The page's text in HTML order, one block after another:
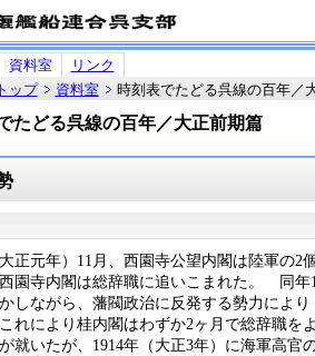
資料室
リンク
ップ
資料室 時刻表でたどる呉線の百年／
たどる呉線の百年／大正前期篇
正元年）11月、西園寺公望内閣は陸軍の
園寺内閣は総辞職に追いこまれた。 同年
しながら、藩閥政治に反発する勢力によ
れにより桂内閣はわずか2ヶ月で総辞職を
就いたが、1914年（大正3年）に海軍高